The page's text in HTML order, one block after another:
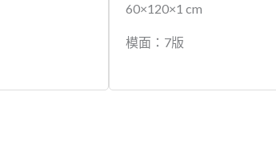
60×120×1 cm
模面：7版